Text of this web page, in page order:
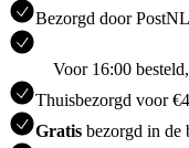
Bezorgd door PostNL
Voor 16:00
Thuisbezorgd voor
Gratis bezorgd in de